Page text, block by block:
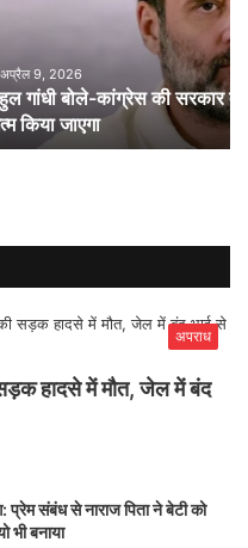
पर सीएपीएफ के साथ भेदभाव
ने
इस
अपराध
हादसे में मौत, जेल में बंद
संबंध से नाराज पिता ने बेटी को
भी बनाया